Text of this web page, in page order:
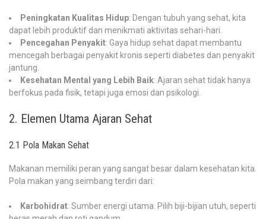
Peningkatan Kualitas Hidup: Dengan tubuh yang sehat, kita
dapat lebih produktif dan menikmati aktivitas sehari-hari.
Pencegahan Penyakit: Gaya hidup sehat dapat membantu
mencegah berbagai penyakit kronis seperti diabetes dan penyakit
jantung.
Kesehatan Mental yang Lebih Baik: Ajaran sehat tidak hanya
berfokus pada fisik, tetapi juga emosi dan psikologi.
2. Elemen Utama Ajaran Sehat
2.1 Pola Makan Sehat
Makanan memiliki peran yang sangat besar dalam kesehatan kita.
Pola makan yang seimbang terdiri dari:
Karbohidrat: Sumber energi utama. Pilih biji-bijian utuh, seperti